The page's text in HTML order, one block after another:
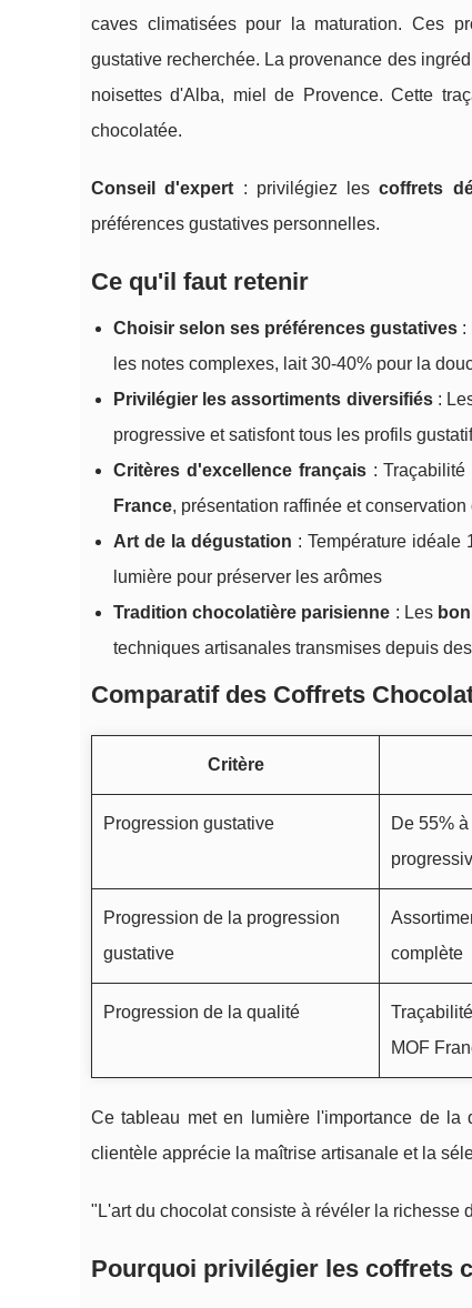
caves climatisées pour la maturation. Ces
gustative recherchée. La provenance des
noisettes d'Alba, miel de Provence. Cette
chocolatée.
Conseil d'expert : privilégiez lescoffrets
préférences gustatives personnelles.
Ce qu'il faut retenir
Choisir selon ses préférences gustatives :
les notes complexes, lait 30-40% pour la
Privilégier les assortiments diversifiés:
progressive et satisfont tous les profils
Critères d'excellence français: Traçabilité
France, présentation raffinée et conservation
Art de la dégustation : Température idéale
lumière pour préserver les arômes
Tradition chocolatière parisienne : Les
techniques artisanales transmises depuis
Comparatif des Coffrets
Critère
Progression gustative
De 55%
Progression de la progression
gustative
complète
Progression de la qualité
MOF
Ce tableau met en lumière l'importance de la
clientèle apprécie la maîtrise artisanale et la
"L'art du chocolat consiste à révéler la richesse
Pourquoi privilégier les coffrets